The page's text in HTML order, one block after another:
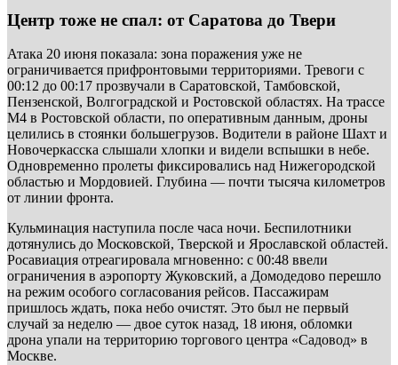
Центр тоже не спал: от Саратова до Твери
Атака 20 июня показала: зона поражения уже не
ограничивается прифронтовыми территориями. Тревоги с
00:12 до 00:17 прозвучали в Саратовской, Тамбовской,
Пензенской, Волгоградской и Ростовской областях. На трассе
М4 в Ростовской области, по оперативным данным, дроны
целились в стоянки большегрузов. Водители в районе Шахт и
Новочеркасска слышали хлопки и видели вспышки в небе.
Одновременно пролеты фиксировались над Нижегородской
областью и Мордовией. Глубина — почти тысяча километров
от линии фронта.
Кульминация наступила после часа ночи. Беспилотники
дотянулись до Московской, Тверской и Ярославской областей.
Росавиация отреагировала мгновенно: с 00:48 ввели
ограничения в аэропорту Жуковский, а Домодедово перешло
на режим особого согласования рейсов. Пассажирам
пришлось ждать, пока небо очистят. Это был не первый
случай за неделю — двое суток назад, 18 июня, обломки
дрона упали на территорию торгового центра «Садовод» в
Москве.